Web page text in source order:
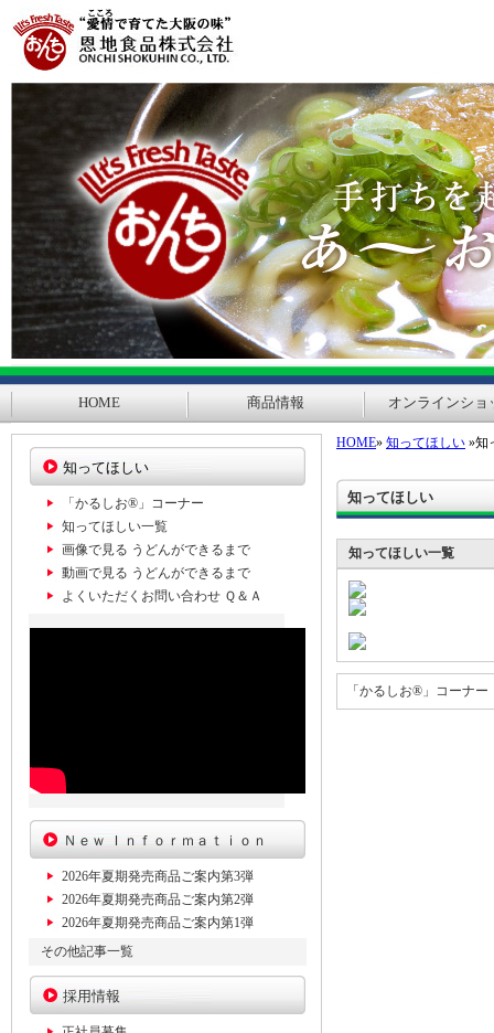
HOME 商品情報 オンラインショ
HOME» 知ってほしい »知
知ってほしい
知ってほしい一覧
「かるしお®」コーナー
知ってほしい
「かるしお®」コーナー
知ってほしい一覧
画像で見る うどんができるまで
動画で見る うどんができるまで
よくいただくお問い合わせ Ｑ＆Ａ
Ｎｅｗ Ｉｎｆｏｒｍａｔｉｏｎ
2026年夏期発売商品ご案内第3弾
2026年夏期発売商品ご案内第2弾
2026年夏期発売商品ご案内第1弾
その他記事一覧
採用情報